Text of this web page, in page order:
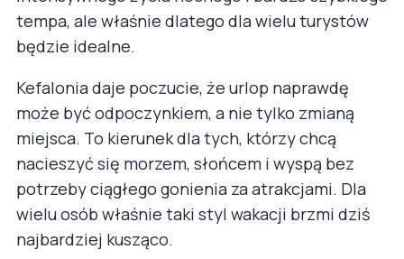
tempa, ale właśnie dlatego dla wielu turystów
będzie idealne.
Kefalonia daje poczucie, że urlop naprawdę
może być odpoczynkiem, a nie tylko zmianą
miejsca. To kierunek dla tych, którzy chcą
nacieszyć się morzem, słońcem i wyspą bez
potrzeby ciągłego gonienia za atrakcjami. Dla
wielu osób właśnie taki styl wakacji brzmi dziś
najbardziej kusząco.